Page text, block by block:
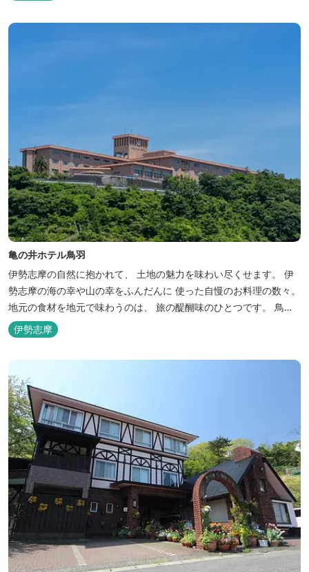
日をお過ごしいただけます。 お料理についても、「詩季バイキン
グ」はオープンキッチンで出来立て料理を舌だけではなく目や耳で
亀の井ホテル鳥羽
伊勢志摩の自然に抱かれて、 土地の魅力を味わい尽くせます。 伊
勢志摩の海の幸や山の幸をふんだんに 使った自慢のお料理の数々。
地元の食材を地元で味わうのは、 旅の醍醐味のひとつです。 鳥羽
湾の潮風を感じる露天風呂や 広々としたテラス付きのお部屋。 行
き交うフェリーをのんびり眺めて、 日常をちょっと忘れるひと時を
お過ごしください。
伊勢志摩